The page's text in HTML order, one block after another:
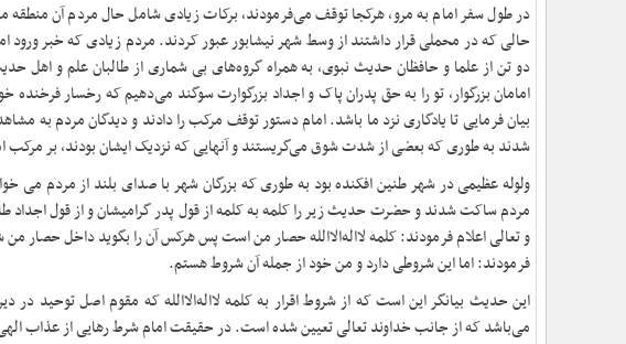
در طول سفر امام به مرو، هرکجا توقف می‌فرمودند، برکات زیادی شامل حال مردم آن
حالی که در محملی قرار داشتند از وسط شهر نیشابور عبور کردند. مردم زیادی که خبر ورود
دو تن از علما و حافظان حدیث نبوی, به همراه گروه‌های بی شماری از طالبان علم و اهل
امامان بزرگوار، تو را به حق پدران پاک و اجداد بزرگوارت سوگند می‌دهیم که رخسار فرخنده
بیان فرمایی تا یادگاری نزد ما باشد. امام دستور توقف مرکب را دادند و دیدگان مردم
شدند به طوری که بعضی از شدت شوق می‌گریستند و آنهایی که نزدیک ایشان بودند، بر مرکب
ولوله عظیمی در شهر طنین افکنده بود به طوری که بزرگان شهر با صدای بلند از مردم می‌
مردم ساکت شدند و حضرت حدیث زیر را کلمه به کلمه از قول پدر گرامیشان و از قول اجداد
و تعالی اعلام فرمودند: کلمه لااله‌الاالله حصار من است پس هرکس آن را بگوید داخل
فرمودند: اما این شروطی دارد و من خود از جمله آن شروط هستم.
این حدیث بیانگر این است که از شروط اقرار به کلمه لااله‌الاالله که مقوم اصل توحید
می‌باشد که از جانب خداوند تعالی تعیین شده است. در حقیقت امام شرط رهایی از عذاب